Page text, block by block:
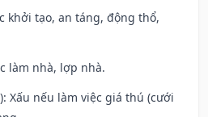
khởi tạo, an táng, động thổ,
làm nhà, lợp nhà.
Xấu nếu làm việc giá thú (cưới